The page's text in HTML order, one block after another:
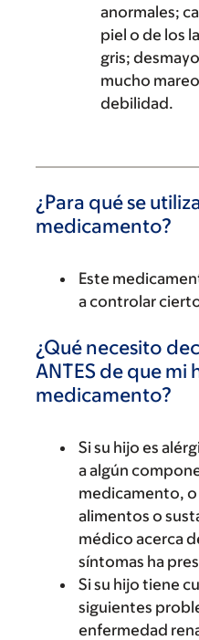
anormales;
piel o de los
gris;
mucho
debilidad.
¿Para qué se
medicamento?
Este
a controlar
¿Qué necesito
ANTES de que mi
medicamento?
Si su hijo es
a algún
medicamento,
alimentos o
médico acerca
síntomas ha
Si su hijo tiene
siguientes
enfermedad